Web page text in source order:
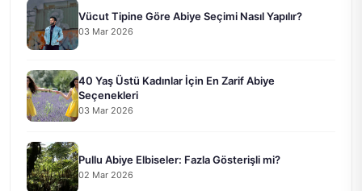
Vücut Tipine Göre Abiye Seçimi Nasıl Yapılır?
03 Mar 2026
40 Yaş Üstü Kadınlar İçin En Zarif Abiye
Seçenekleri
03 Mar 2026
Pullu Abiye Elbiseler: Fazla Gösterişli mi?
02 Mar 2026